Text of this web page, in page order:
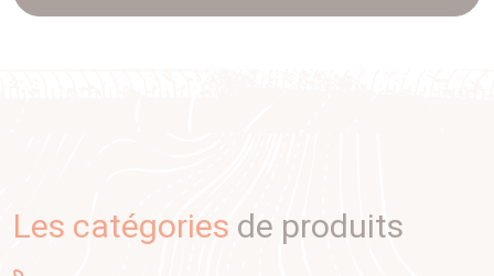
Les catégories de produits